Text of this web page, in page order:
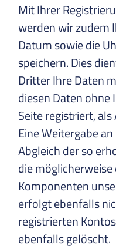
Mit Ihrer
werden wir zudem
Datum sowie die
speichern. Dies
Dritter Ihre Daten
diesen Daten ohne
Seite registriert,
Eine Weitergabe
Abgleich der so
die
Komponenten
erfolgt ebenfalls
registrierten
ebenfalls gelöscht.